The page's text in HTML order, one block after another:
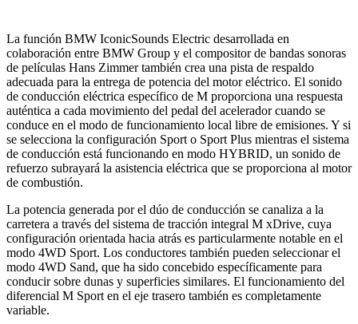
La función BMW IconicSounds Electric desarrollada en
colaboración entre BMW Group y el compositor de bandas sonoras
de películas Hans Zimmer también crea una pista de respaldo
adecuada para la entrega de potencia del motor eléctrico. El sonido
de conducción eléctrica específico de M proporciona una respuesta
auténtica a cada movimiento del pedal del acelerador cuando se
conduce en el modo de funcionamiento local libre de emisiones. Y si
se selecciona la configuración Sport o Sport Plus mientras el sistema
de conducción está funcionando en modo HYBRID, un sonido de
refuerzo subrayará la asistencia eléctrica que se proporciona al motor
de combustión.
La potencia generada por el dúo de conducción se canaliza a la
carretera a través del sistema de tracción integral M xDrive, cuya
configuración orientada hacia atrás es particularmente notable en el
modo 4WD Sport. Los conductores también pueden seleccionar el
modo 4WD Sand, que ha sido concebido específicamente para
conducir sobre dunas y superficies similares. El funcionamiento del
diferencial M Sport en el eje trasero también es completamente
variable.